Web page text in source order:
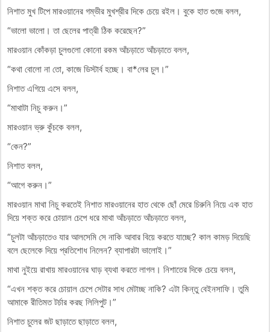
নিশাত মুখ টিপে মারওয়ানের গম্ভীর মুখশ্রীর দিকে চেয়ে রইল। বুকে হাত গুজে বলল,
“ভালো ভালো। তা ছেলের পাত্রী ঠিক করেছেন?”
মারওয়ান কোঁকড়া চুলগুলো কোনো রকম আঁচড়াতে আঁচড়াতে বলল,
“কথা বোলো না তো, কাজে ডিস্টার্ব হচ্ছে। বা*লের চুল।”
নিশাত এগিয়ে এসে বলল,
“মাথাটা নিচু করুন।”
মারওয়ান ভ্রু কুঁচকে বলল,
“কেন?”
নিশাত বলল,
“আগে করুন।”
মারওয়ান মাথা নিচু করতেই নিশাত মারওয়ানের হাত থেকে ছোঁ মেরে চিরুনি নিয়ে এক হাত
দিয়ে শক্ত করে চোয়াল চেপে ধরে মাথা আঁচড়াতে আঁচড়াতে বলল,
“চুলটা আঁচড়াতেও যার আলসেমি সে নাকি আবার বিয়ে করতে যাচ্ছে? কাল কামড় দিয়েছি
বলে ছেলেকে দিয়ে প্রতিশোধ নিলেন? ব্যাপারটা ভালোই।”
মাথা নুইয়ে রাখায় মারওয়ানের ঘাড় ব্যথা করতে লাগল। নিশাতের দিকে চেয়ে বলল,
“এখন শক্ত করে চোয়াল চেপে সেটার সাধ মেটাচ্ছ নাকি? এটা কিন্তু বেইনসাফি। তুমি
আমাকে রীতিমত টর্চার করছ লিলিপুট।”
নিশাত চুলের জট ছাড়াতে ছাড়াতে বলল,